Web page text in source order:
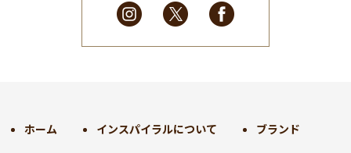
2025年2月
(28)
2025年1月
(34)
2024年9月(30)
ホーム インスパイラルについて ブランド